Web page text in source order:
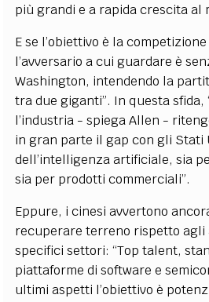
più grandi e a rapida crescita al
E se l’obiettivo è la
l’avversario a cui guardare è
Washington, intendendo la
tra due giganti”. In questa sfida,
l’industria - spiega Allen -
in gran parte il gap con gli Stati
dell’intelligenza artificiale, sia
sia per prodotti commerciali”.
Eppure, i cinesi avvertono
recuperare terreno rispetto agli
specifici settori: “Top talent,
piattaforme di software e
ultimi aspetti l’obiettivo è